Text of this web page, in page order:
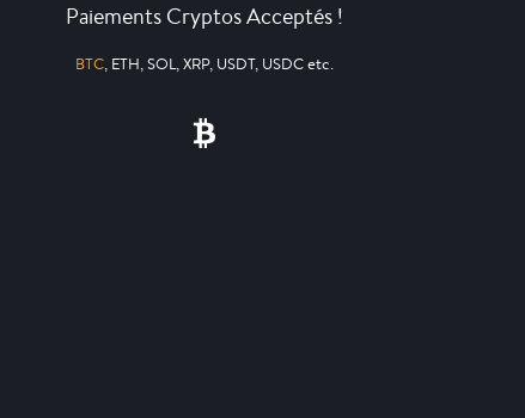
Paiements Cryptos Acceptés !
BTC, ETH, SOL, XRP, USDT, USDC etc.